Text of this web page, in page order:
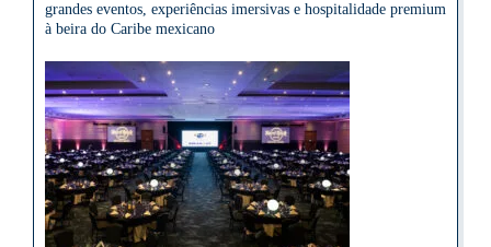
grandes eventos, experiências imersivas e hospitalidade premium
à beira do Caribe mexicano